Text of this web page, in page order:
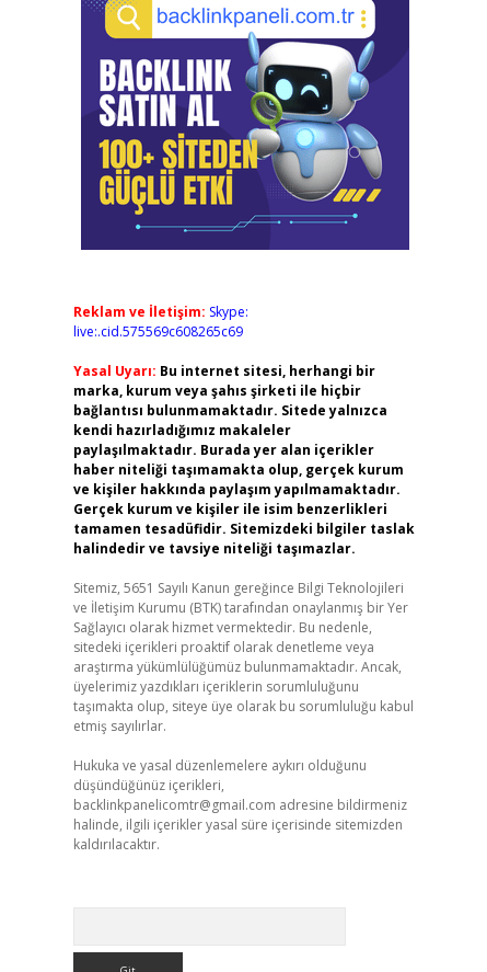
Reklam ve İletişim: Skype:
live:.cid.575569c608265c69
Yasal Uyarı: Bu internet sitesi, herhangi bir
marka, kurum veya şahıs şirketi ile hiçbir
bağlantısı bulunmamaktadır. Sitede yalnızca
kendi hazırladığımız makaleler
paylaşılmaktadır. Burada yer alan içerikler
haber niteliği taşımamakta olup, gerçek kurum
ve kişiler hakkında paylaşım yapılmamaktadır.
Gerçek kurum ve kişiler ile isim benzerlikleri
tamamen tesadüfidir. Sitemizdeki bilgiler taslak
halindedir ve tavsiye niteliği taşımazlar.
Sitemiz, 5651 Sayılı Kanun gereğince Bilgi Teknolojileri
ve İletişim Kurumu (BTK) tarafından onaylanmış bir Yer
Sağlayıcı olarak hizmet vermektedir. Bu nedenle,
sitedeki içerikleri proaktif olarak denetleme veya
araştırma yükümlülüğümüz bulunmamaktadır. Ancak,
üyelerimiz yazdıkları içeriklerin sorumluluğunu
taşımakta olup, siteye üye olarak bu sorumluluğu kabul
etmiş sayılırlar.
Hukuka ve yasal düzenlemelere aykırı olduğunu
düşündüğünüz içerikleri,
backlinkpanelicomtr@gmail.com adresine bildirmeniz
halinde, ilgili içerikler yasal süre içerisinde sitemizden
kaldırılacaktır.